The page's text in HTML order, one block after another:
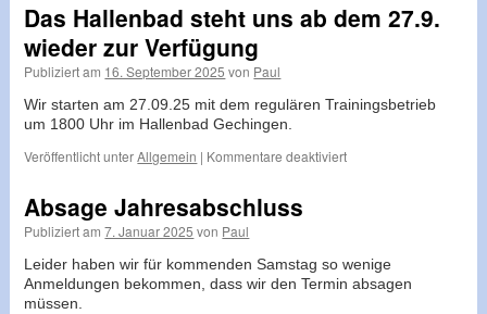
nicht
Das Hallenbad steht uns ab dem 27.9.
wieder zur Verfügung
Publiziert am 16. September 2025 von Paul
Wir starten am 27.09.25 mit dem regulären Trainingsbetrieb
um 1800 Uhr im Hallenbad Gechingen.
Veröffentlicht unter Allgemein | Kommentare deaktiviertfür
dem
27.9.
Absage Jahresabschluss
Publiziert am 7. Januar 2025 von Paul
Leider haben wir für kommenden Samstag so wenige
Anmeldungen bekommen, dass wir den Termin absagen
müssen.